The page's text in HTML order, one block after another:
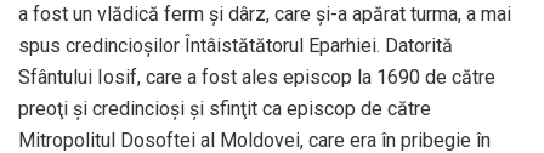
a fost un vlădică ferm şi dârz, care şi-a apărat turma, a mai
spus credincioşilor Întâistătătorul Eparhiei. Datorită
Sfântului Iosif, care a fost ales episcop la 1690 de către
preoţi şi credincioşi şi sfinţit ca episcop de către
Mitropolitul Dosoftei al Moldovei, care era în pribegie în